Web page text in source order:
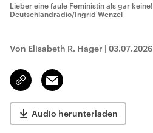
Lieber eine faule Feministin als gar keine!
Deutschlandradio/Ingrid Wenzel
Von Elisabeth R. Hager | 03.07.2026
Link
kopieren/teilen
Email
Audio herunterladen